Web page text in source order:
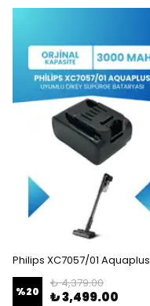
%20
₺ 4,379.00
₺ 3,499.00